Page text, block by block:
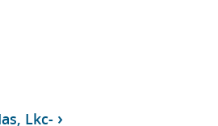
Lkc-